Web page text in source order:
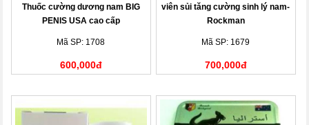
Thuốc cường dương nam BIG
PENIS USA cao cấp
Mã SP: 1708
600,000đ
viên sủi tăng cường sinh lý nam-
Rockman
Mã SP: 1679
700,000đ